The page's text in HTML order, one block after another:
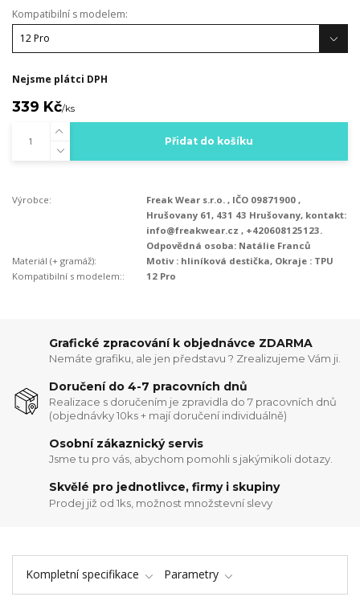
Kompatibilní s modelem:
Nejsme plátci DPH
339 Kč/ks
Přidat do košíku
Výrobce:
Freak Wear s.r.o. , IČO 09871900 ,
Hrušovany 61, 431 43 Hrušovany, kontakt:
info@freakwear.cz , +420608125123.
Odpovědná osoba: Natálie Franců
Materiál (+ gramáž):
Motiv : hliníková destička, Okraje : TPU
Kompatibilní s modelem::
12 Pro
Grafické zpracování k objednávce ZDARMA
Nemáte grafiku, ale jen představu ? Zrealizujeme Vám ji.
Doručení do 4-7 pracovních dnů
Realizace s doručením je zpravidla do 7 pracovních dnů
(objednávky 10ks + mají doručení individuálně)
Osobní zákaznický servis
Jsme tu pro vás, abychom pomohli s jakýmikoli dotazy.
Skvělé pro jednotlivce, firmy i skupiny
Prodej již od 1ks, možnost množstevní slevy
Kompletní specifikace Parametry